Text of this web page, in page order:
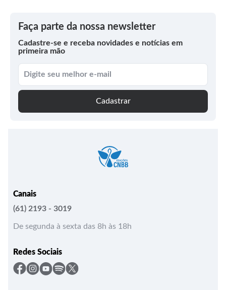
Faça parte da nossa newsletter
Cadastre-se e receba novidades e notícias em
primeira mão
Cadastrar
Canais
(61) 2193 - 3019
De segunda à sexta das 8h às 18h
Redes Sociais